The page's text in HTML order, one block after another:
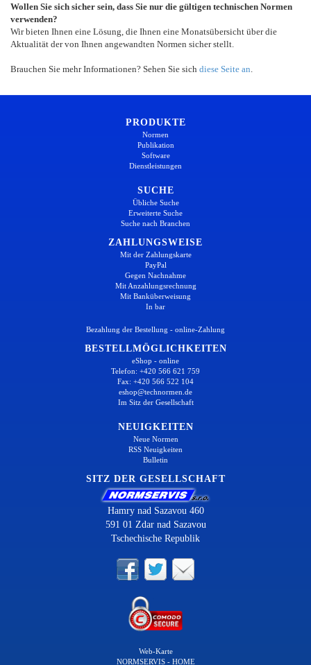
Wollen Sie sich sicher sein, dass Sie nur die gültigen technischen Normen
verwenden?
Wir bieten Ihnen eine Lösung, die Ihnen eine Monatsübersicht über die
Aktualität der von Ihnen angewandten Normen sicher stellt.
Brauchen Sie mehr Informationen? Sehen Sie sich diese Seite an
PRODUKTE
Normen
Publikation
Software
Dienstleistungen
SUCHE
Übliche Suche
Erweiterte Suche
Suche nach Branchen
ZAHLUNGSWEISE
Mit der Zahlungskarte
PayPal
Gegen Nachnahme
Mit Anzahlungsrechnung
Mit Banküberweisung
In bar
Bezahlung der Bestellung - online-Zahlung
BESTELLMÖGLICHKEITEN
eShop - online
Telefon: +420 566 621 759
Fax: +420 566 522 104
eshop@technormen.de
Im Sitz der Gesellschaft
NEUIGKEITEN
Neue Normen
RSS Neuigkeiten
Bulletin
SITZ DER GESELLSCHAFT
Hamry nad Sazavou 460
591 01 Zdar nad Sazavou
Tschechische Republik
Web-Karte
NORMSERVIS - HOME